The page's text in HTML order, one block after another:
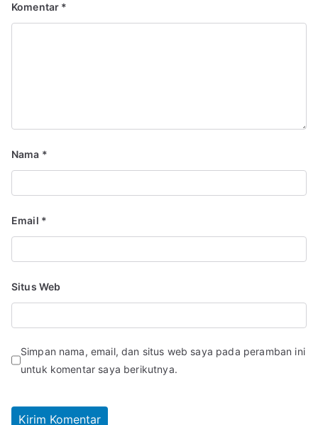
Komentar *
Nama *
Email *
Situs Web
Simpan nama, email, dan situs web saya pada peramban ini
untuk komentar saya berikutnya.